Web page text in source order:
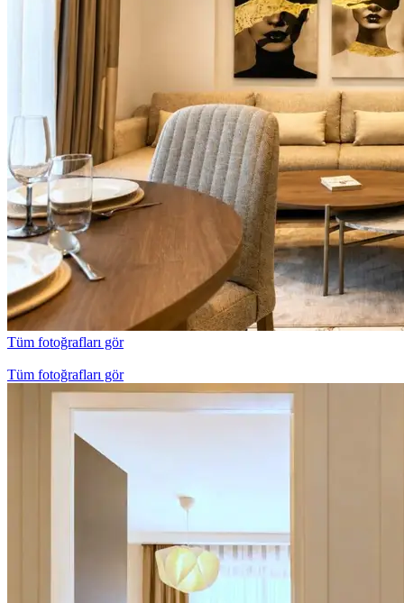
Tüm fotoğrafları gör
Tüm fotoğrafları gör